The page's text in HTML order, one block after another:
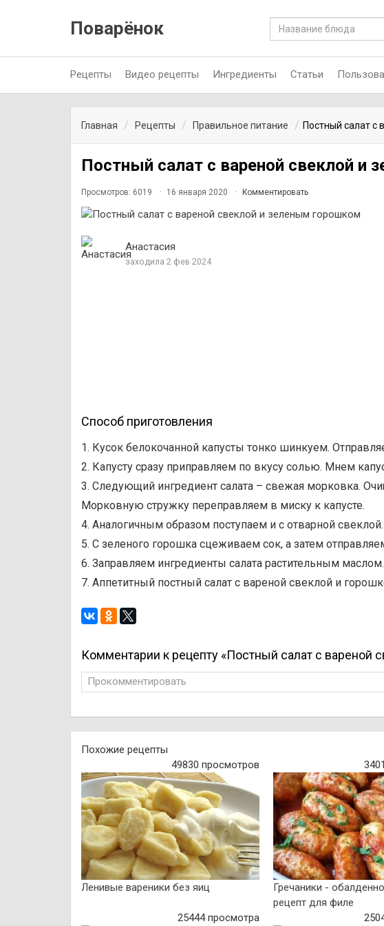
Поварёнок
Рецепты Видео рецепты Ингредиенты Статьи
Главная Рецепты Правильное питание Постный салат с
Постный салат с вареной свеклой и
Просмотров: 6019 16 января 2020 Комментировать
Анастасия
заходила 2 фев 2024
Способ приготовления
1. Кусок белокочанной капусты тонко шинкуем.
2. Капусту сразу приправляем по вкусу солью. Мнем
3. Следующий ингредиент салата – свежая морковка.
Морковную стружку переправляем в миску к капусте.
4. Аналогичным образом поступаем и с отварной свеклой.
5. С зеленого горошка сцеживаем сок, а затем
6. Заправляем ингредиенты салата растительным
7. Аппетитный постный салат с вареной свеклой и
Комментарии к рецепту «Постный салат с вареной
Прокомментировать
Похожие рецепты
49830 просмотров
Ленивые вареники без яиц
Гречаники -
рецепт для филе
25444 просмотра